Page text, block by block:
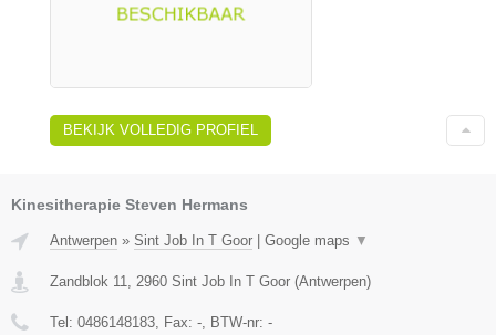
BEKIJK VOLLEDIG PROFIEL
Kinesitherapie Steven Hermans
Antwerpen » Sint Job In T Goor Google maps ▼
Zandblok 11 2960 Sint Job In T Goor (Antwerpen)
Tel: 0486148183 , Fax: - , BTW-nr: -